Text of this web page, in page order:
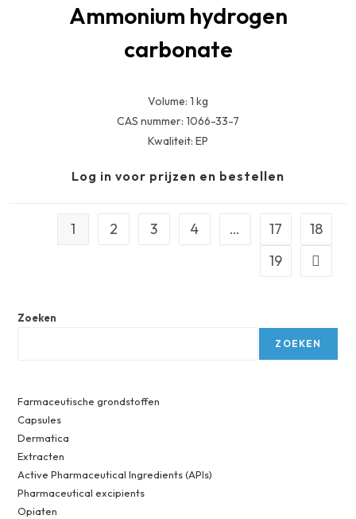
Ammonium hydrogen
carbonate
Volume: 1 kg
CAS nummer: 1066-33-7
Kwaliteit: EP
Log in voor prijzen en bestellen
1 2 3 4 … 17
18
19
Zoeken
ZOEKEN
Farmaceutische grondstoffen
Capsules
Dermatica
Extracten
Active Pharmaceutical Ingredients (APIs)
Pharmaceutical excipients
Opiaten